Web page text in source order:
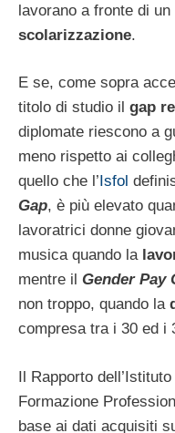
lavorano a fronte di un
scolarizzazione.
E se, come sopra
titolo di studio il gap
diplomate riescono a
meno rispetto ai
quello che l’ Isfol
Gap, è più elevato
lavoratrici donne
musica quando la
mentre il Gender Pay
non troppo, quando la
compresa tra i 30 ed i
Il Rapporto
Formazione
base ai dati acquisiti